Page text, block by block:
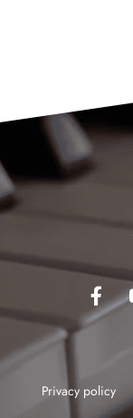
Privacy policy